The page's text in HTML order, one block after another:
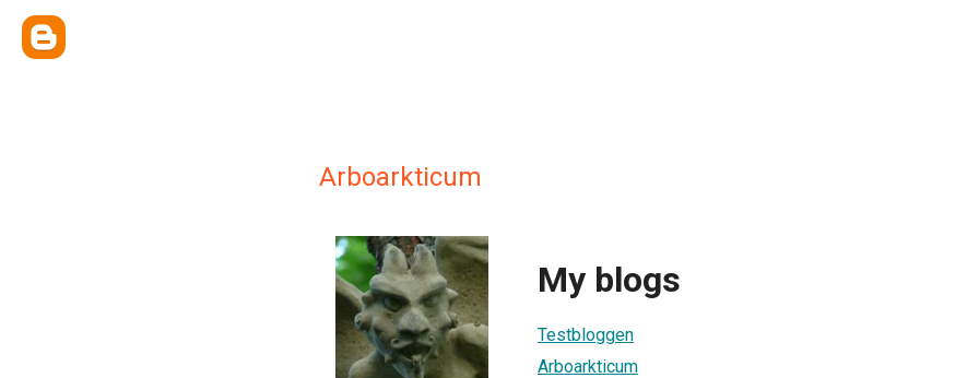
Arboarkticum
My blogs
Testbloggen
Arboarkticum